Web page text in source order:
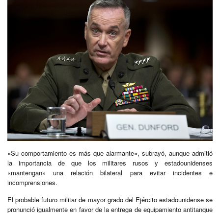
«Su comportamiento es más que alarmante», subrayó, aunque admitió
la importancia de que los militares rusos y estadounidenses
«mantengan» una relación bilateral para evitar incidentes e
incomprensiones.
El probable futuro militar de mayor grado del Ejército estadounidense se
pronunció igualmente en favor de la entrega de equipamiento antitanque